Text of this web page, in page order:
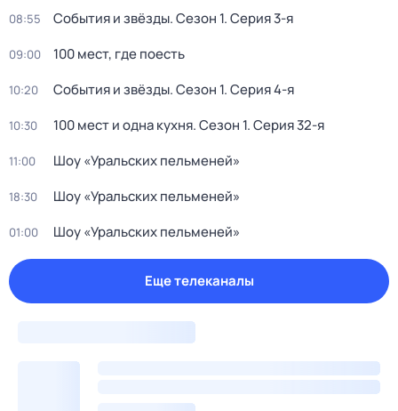
08:55 События и звёзды. Сезон 1. Серия 3-я
09:00 100 мест, где поесть
10:20 События и звёзды. Сезон 1. Серия 4-я
10:30 100 мест и одна кухня. Сезон 1. Серия 32-я
11:00 Шоу «Уральских пельменей»
18:30 Шоу «Уральских пельменей»
01:00 Шоу «Уральских пельменей»
Еще телеканалы